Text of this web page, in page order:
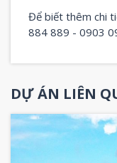
Để biết thêm chi
884 889 - 0903
DỰ ÁN LIÊN